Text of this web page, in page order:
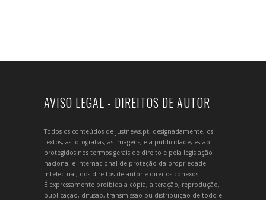
AVISO LEGAL - DIREITOS DE AUTOR
Todos os conteúdos de justnews.pt, designadamente, os
textos, as fotografias, as imagens, e a publicidade, estão
protegidos nos termos gerais de direito e pela legislação
nacional e internacional de proteção da propriedade
intelectual, dos direitos de autor e direitos conexos.
É expressamente proibida a cópia, alteração, reprodução,
publicação, difusão, transmissão ou distribuição de todo e